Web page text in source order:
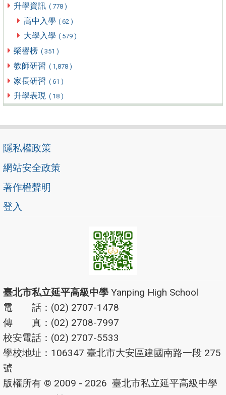
升學資訊 ( 778 )
高中入學 ( 62 )
大學入學 ( 579 )
榮譽榜 ( 351 )
教師研習 ( 1,878 )
家長研習 ( 61 )
升學表現 ( 18 )
隱私權政策
網站安全政策
著作權聲明
登入
臺北市私立延平高級中學 Yanping High School
電 話：(02) 2707-1478
傳 真：(02) 2708-7997
校安電話：(02) 2707-5533
學校地址：106347 臺北市大安區建國南路一段 275
號
版權所有 © 2009 - 2026 臺北市私立延平高級中學